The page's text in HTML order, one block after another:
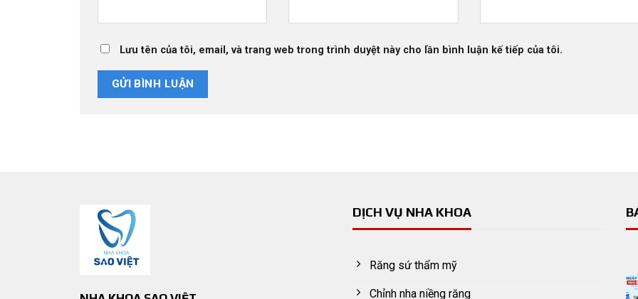
Lưu tên của tôi, email, và trang web trong trình duyệt này cho lần bình luận kế tiếp của tôi.
DỊCH VỤ NHA KHOA
Răng sứ thẩm mỹ
Chỉnh nha niềng răng